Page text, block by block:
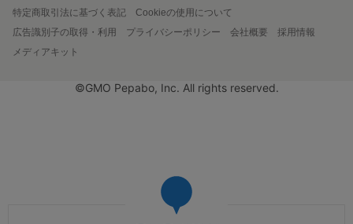
特定商取引法に基づく表記
Cookieの使用について
広告識別子の取得・利用
プライバシーポリシー 会社概要
採用情報
メディアキット
©GMO Pepabo, Inc. All rights reserved.